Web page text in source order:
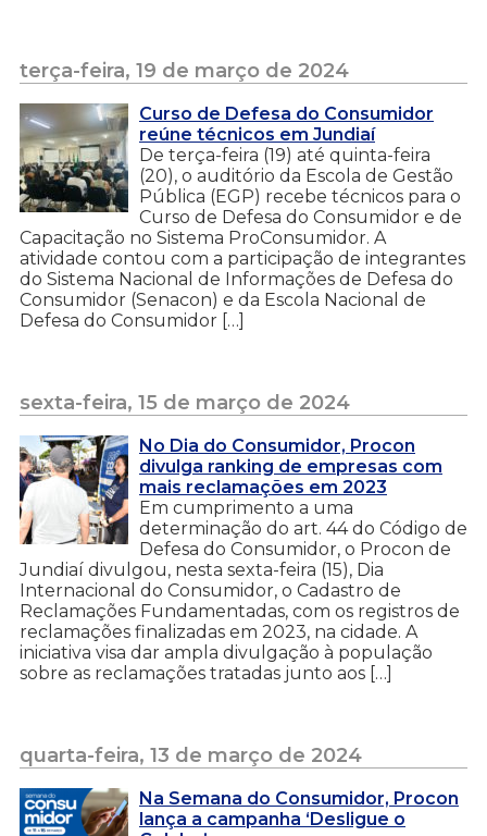
terça-feira, 19 de março de 2024
Curso de Defesa do Consumidor
reúne técnicos em Jundiaí
De terça-feira (19) até quinta-feira
(20), o auditório da Escola de Gestão
Pública (EGP) recebe técnicos para o
Curso de Defesa do Consumidor e de
Capacitação no Sistema ProConsumidor. A
atividade contou com a participação de integrantes
do Sistema Nacional de Informações de Defesa do
Consumidor (Senacon) e da Escola Nacional de
Defesa do Consumidor […]
sexta-feira, 15 de março de 2024
No Dia do Consumidor, Procon
divulga ranking de empresas com
mais reclamações em 2023
Em cumprimento a uma
determinação do art. 44 do Código de
Defesa do Consumidor, o Procon de
Jundiaí divulgou, nesta sexta-feira (15), Dia
Internacional do Consumidor, o Cadastro de
Reclamações Fundamentadas, com os registros de
reclamações finalizadas em 2023, na cidade. A
iniciativa visa dar ampla divulgação à população
sobre as reclamações tratadas junto aos […]
quarta-feira, 13 de março de 2024
Na Semana do Consumidor, Procon
lança a campanha ‘Desligue o